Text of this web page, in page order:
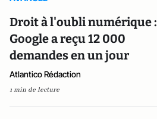
Droit à l'oubli numérique :
Google a reçu 12 000
demandes en un jour
Atlantico Rédaction
1 min de lecture